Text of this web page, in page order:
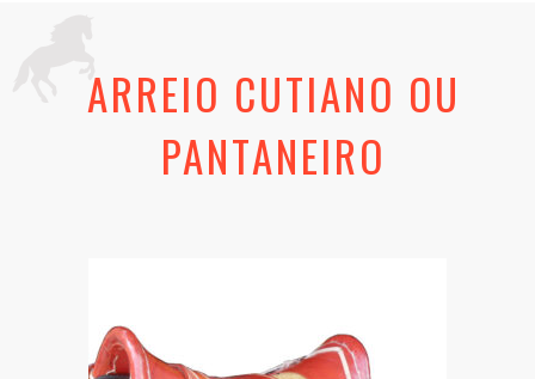
ARREIO CUTIANO OU
PANTANEIRO